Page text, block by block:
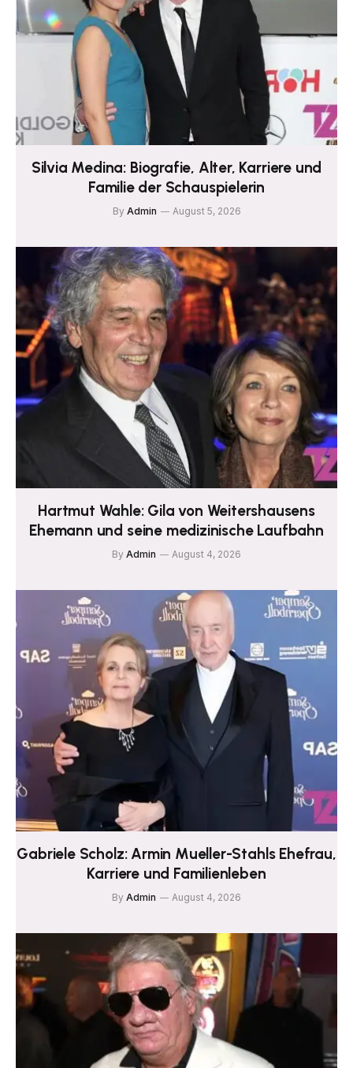
Silvia Medina: Biografie, Alter, Karriere und
Familie der Schauspielerin
By Admin August 5, 2026
Hartmut Wahle: Gila von Weitershausens
Ehemann und seine medizinische Laufbahn
By Admin August 4, 2026
Gabriele Scholz: Armin Mueller-Stahls Ehefrau,
Karriere und Familienleben
By Admin August 4, 2026